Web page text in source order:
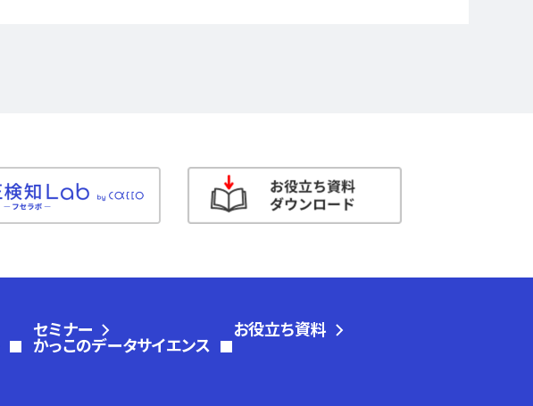
セミナー
お役立ち資料
かっこのデータサイエンス